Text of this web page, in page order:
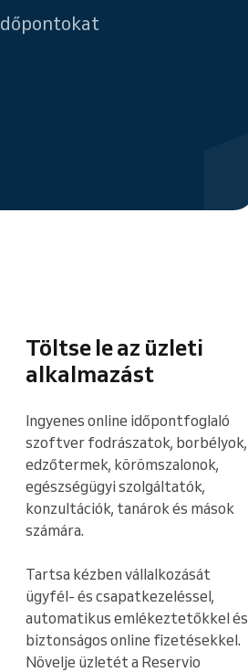
Töltse le az üzleti
alkalmazást
Ingyenes online időpontfoglaló
szoftver fodrászatok, borbélyok,
edzőtermek, körömszalonok,
egészségügyi szolgáltatók,
konzultációk, tanárok és mások
számára.
Tartsa kézben vállalkozását
ügyfél- és csapatkezeléssel,
automatikus emlékeztetőkkel és
biztonságos online fizetésekkel.
Növelje üzletét a Reservio